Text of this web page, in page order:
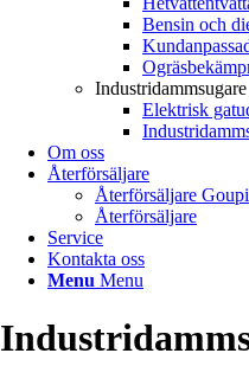
Bensin och
Industridammsugare
Elektrisk
Om oss
Återförsäljare
Återförsäljare
Återförsäljare
Service
Kontakta oss
Menu Menu